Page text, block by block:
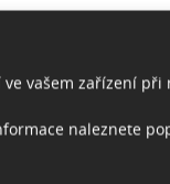
vašem zařízení
naleznete